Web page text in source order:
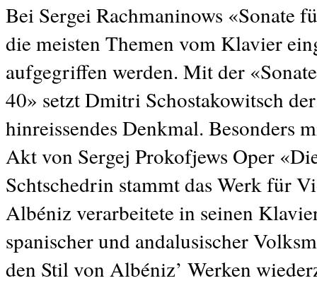
Bei Sergei Rachmaninows «Sonate
die meisten Themen vom Klavier
aufgegriffen werden. Mit der
40» setzt Dmitri Schostakowitsch
hinreissendes Denkmal. Besonders
Akt von Sergej Prokofjews Oper
Schtschedrin stammt das Werk für
Albéniz verarbeitete in seinen
spanischer und andalusischer
den Stil von Albéniz’ Werken